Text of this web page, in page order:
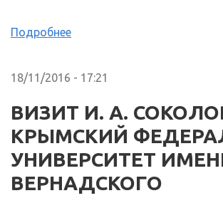
Подробнее
18/11/2016 - 17:21
ВИЗИТ И. А.
КРЫМСКИЙ
УНИВЕРСИТЕТ
ВЕРНАДСКОГО